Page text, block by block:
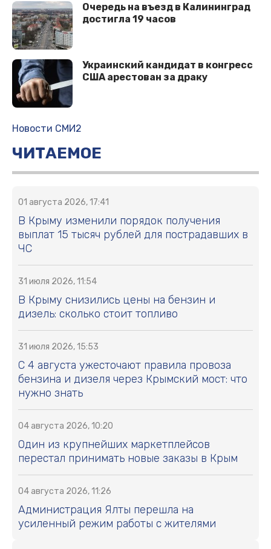
Очередь на въезд в Калининград
достигла 19 часов
Украинский кандидат в конгресс
США арестован за драку
Новости СМИ2
ЧИТАЕМОЕ
01 августа 2026, 17:41
В Крыму изменили порядок получения
выплат 15 тысяч рублей для пострадавших в
ЧС
31 июля 2026, 11:54
В Крыму снизились цены на бензин и
дизель: сколько стоит топливо
31 июля 2026, 15:53
С 4 августа ужесточают правила провоза
бензина и дизеля через Крымский мост: что
нужно знать
04 августа 2026, 10:20
Один из крупнейших маркетплейсов
перестал принимать новые заказы в Крым
04 августа 2026, 11:26
Администрация Ялты перешла на
усиленный режим работы с жителями